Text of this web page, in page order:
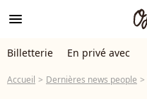
menu
Billetterie En privé avec
Accueil Dernières news people